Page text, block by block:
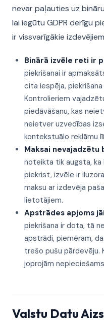
nevar paļauties uz
lai iegūtu GDPR derīgu
ir vissvarīgākie
Binārā izvēle reti ir
piekrišanai ir
cita iespēja,
Kontrolieriem
piedāvāšanu, kas
neietver uzvedības
kontekstuālo reklāmu
Maksai nevajadzētu
noteikta tik augsta,
piekrist, izvēle ir
maksu ar izdevēja
lietotājiem.
Apstrādes apjoms
piekrišana ir dota, tā
apstrādi, piemēram,
trešo pušu pārdevēju.
joprojām
Valstu Datu